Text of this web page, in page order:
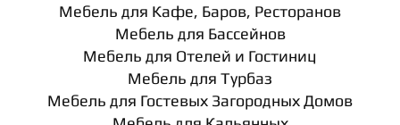
Мебель для Кафе, Баров, Ресторанов
Мебель для Бассейнов
Мебель для Отелей и Гостиниц
Мебель для Турбаз
Мебель для Гостевых Загородных Домов